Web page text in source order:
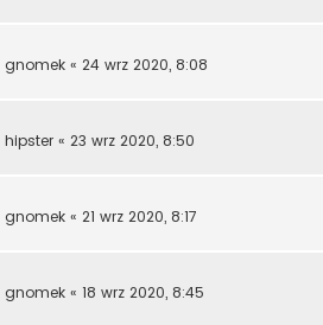
gnomek « 24 wrz 2020, 8:08
hipster « 23 wrz 2020, 8:50
gnomek « 21 wrz 2020, 8:17
gnomek « 18 wrz 2020, 8:45